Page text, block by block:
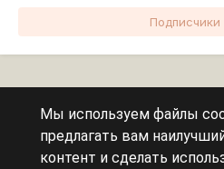
Подписчики
Сейчас на странице
Мы используем файлы
предлагать вам
контент и сделать